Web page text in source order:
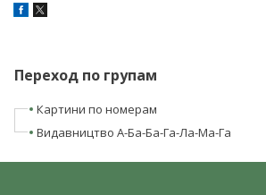
Переход по групам
Картини по номерам
Видавництво А-Ба-Ба-Га-Ла-Ма-Га